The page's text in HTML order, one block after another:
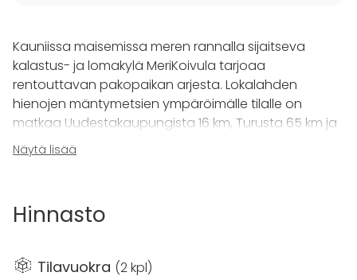
Kauniissa maisemissa meren rannalla sijaitseva
kalastus- ja lomakylä MeriKoivula tarjoaa
rentouttavan pakopaikan arjesta. Lokalahden
hienojen mäntymetsien ympäröimälle tilalle on
matkaa Uudestakaupungista 16 km, Turusta 65 km ja
Helsingistä 230 km.
vieriailijoille loistavat puitteet juhlien, yritystilaisuuksien
MeriKoivulan Kokous- ja juhlatila
Näytä lisää
Hinnasto
Tilavuokra (2 kpl)